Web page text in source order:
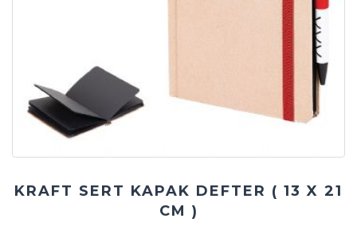
KRAFT SERT KAPAK DEFTER ( 13 X 21
CM )